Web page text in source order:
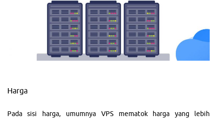
Harga
Pada sisi harga, umumnya VPS mematok harga yang lebih